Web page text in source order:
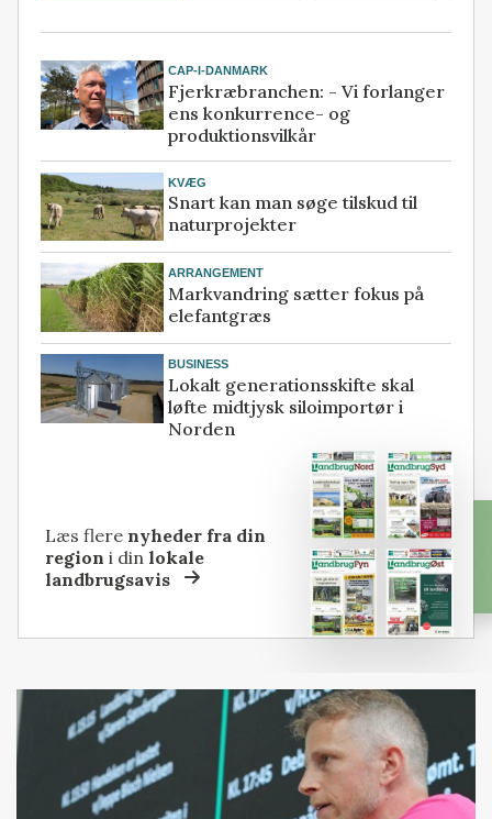
CAP-I-DANMARK
Fjerkræbranchen: - Vi forlanger
ens konkurrence- og
produktionsvilkår
KVÆG
Snart kan man søge tilskud til
naturprojekter
ARRANGEMENT
Markvandring sætter fokus på
elefantgræs
BUSINESS
Lokalt generationsskifte skal
løfte midtjysk siloimportør i
Norden
Læs flere nyheder fra din
region i dinlokale
landbrugsavis